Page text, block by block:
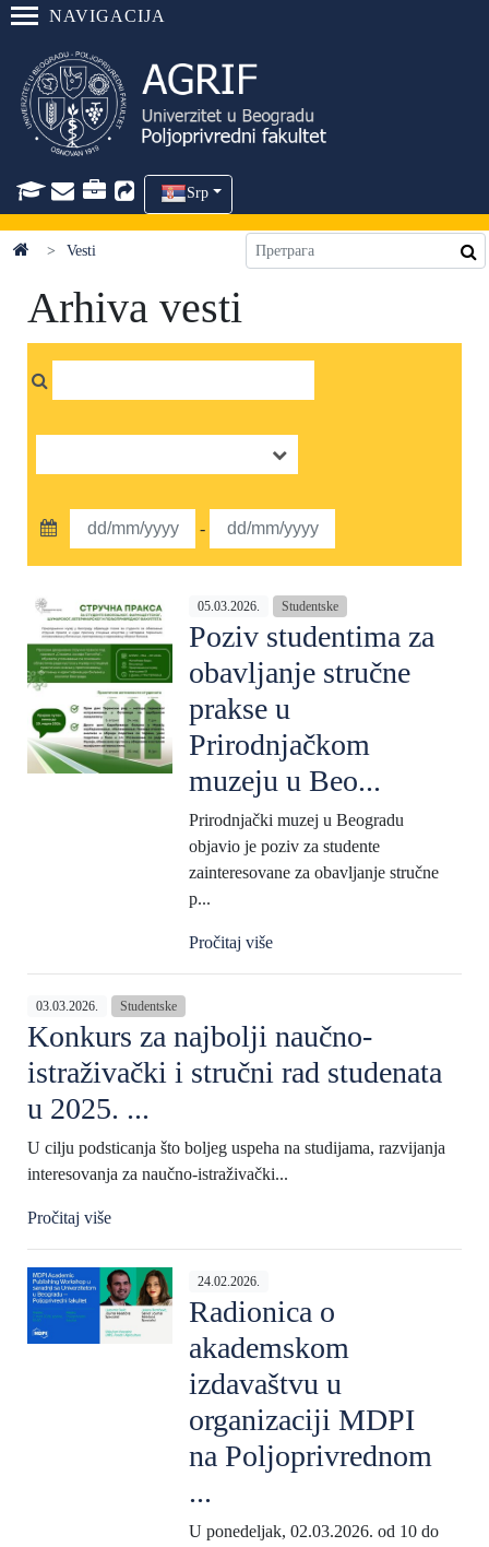
NAVIGACIJA
Srp
Vesti
Arhiva vesti
-
05.03.2026. Studentske
Poziv studentima za
obavljanje stručne
prakse u
Prirodnjačkom
muzeju u Beo...
Prirodnjački muzej u Beogradu
objavio je poziv za studente
zainteresovane za obavljanje stručne
p...
Pročitaj više
03.03.2026. Studentske
Konkurs za najbolji naučno-
istraživački i stručni rad studenata
u 2025. ...
U cilju podsticanja što boljeg uspeha na studijama, razvijanja
interesovanja za naučno-istraživački...
Pročitaj više
24.02.2026.
Radionica o
akademskom
izdavaštvu u
organizaciji MDPI
na Poljoprivrednom
...
U ponedeljak, 02.03.2026. od 10 do